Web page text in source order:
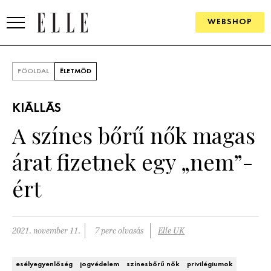
WEBSHOP
SZÉPSÉG
ÉLETMÓD
PÁRKAPCSOLAT
FŐOLDAL ÉLETMÓD
KIÁLLÁS
A színes bőrű nők magas
árat fizetnek egy „nem”-
ért
2021. november 11. 7 perc olvasás Elle UK
esélyegyenlőség jogvédelem színesbőrű nők privilégiumok